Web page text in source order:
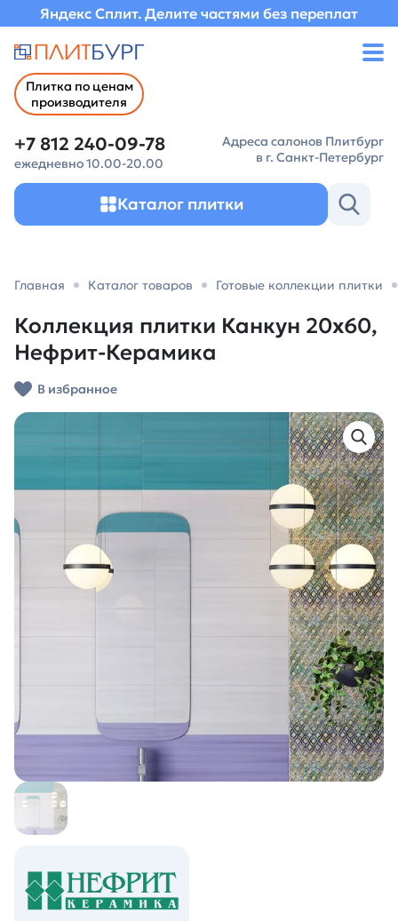
Яндекс Сплит. Делите частями без переплат
Плитка по ценам
производителя
+7 812 240-09-78
ежедневно 10.00-20.00
Адреса салонов Плитбург
в г. Санкт-Петербург
Каталог плитки
Главная Каталог товаров Готовые коллекции плитки
Коллекция плитки Канкун 20х60,
Нефрит-Керамика
В избранное